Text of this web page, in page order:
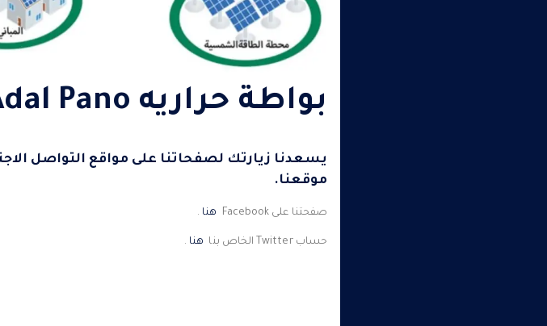
بواطة حراريه Adal Pano
يسعدنا زيارتك لصفحاتنا على مواقع التواصل
موقعنا.
صفحتنا على Facebook هنا .
حساب Twitter الخاص بنا هنا .